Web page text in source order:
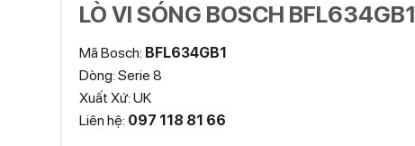
LÒ VI SÓNG BOSCH BFL634GB1
Mã Bosch: BFL634GB1
Dòng: Serie 8
Xuất Xứ: UK
Liên hệ: 097 118 81 66